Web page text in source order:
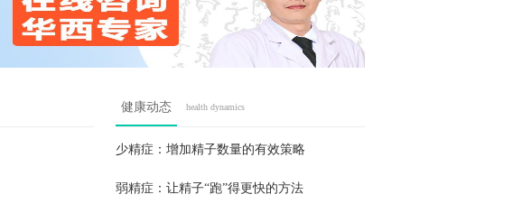
健康动态 health dynamics
少精症：增加精子数量的有效策略
弱精症：让精子“跑”得更快的方法